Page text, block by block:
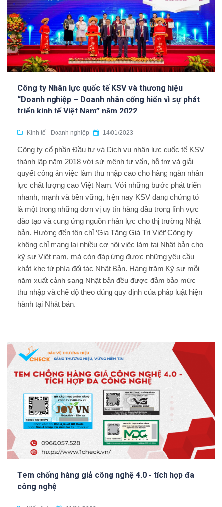
Công ty Nhân lực quốc tế KSV và thương hiệu
“Doanh nghiệp – Doanh nhân cống hiến vì sự phát
triển kinh tế Việt Nam” năm 2022
Kinh tế - Doanh nghiệp 14/01/2023
Công ty cổ phần Đầu tư và Dịch vụ nhân lực quốc tế KSV
thành lập năm 2018 với sứ mệnh tư vấn, hỗ trợ và giải
quyết công ăn việc làm thu nhập cao cho hàng ngàn nhân
lực chất lượng cao Việt Nam. Với những bước phát triển
nhanh, mạnh và bền vững, hiện nay KSV đang chứng tỏ
là một trong những đơn vị uy tín hàng đầu trong lĩnh vực
đào tạo và cung ứng nguồn nhân lực cho thị trường Nhật
bản. Hướng đến tôn chỉ ‘Gia Tăng Giá Trị Việt’ Công ty
không chỉ mang lại nhiều cơ hội việc làm tại Nhật bản cho
kỹ sư Việt nam, mà còn đáp ứng được những yêu cầu
khắt khe từ phía đối tác Nhật Bản. Hàng trăm Kỹ sư mỗi
năm xuất cảnh sang Nhật bản đều được đảm bảo mức
thu nhập và chế độ theo đúng quy định của pháp luật hiện
hành tại Nhật bản.
Tem chống hàng giả công nghệ 4.0 - tích hợp đa
công nghệ